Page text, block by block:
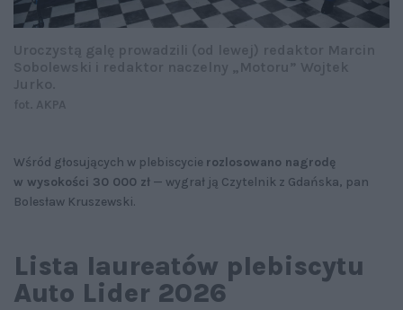
Wśród głosujących w plebiscycie rozlosowano nagrodę
w wysokości 30 000 zł — wygrał ją Czytelnik z Gdańska, pan
Bolesław Kruszewski.
Lista laureatów plebiscytu
Auto Lider 2026